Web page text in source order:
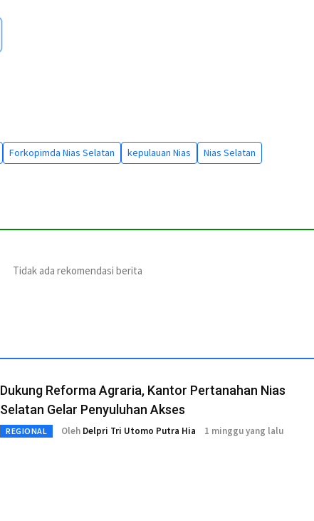
Forkopimda Nias Selatan kepulauan Nias
Nias Selatan
Tidak ada rekomendasi berita
Dukung Reforma Agraria, Kantor Pertanahan Nias
Selatan Gelar Penyuluhan Akses
REGIONAL Oleh Delpri Tri Utomo Putra Hia 1 minggu yang lalu